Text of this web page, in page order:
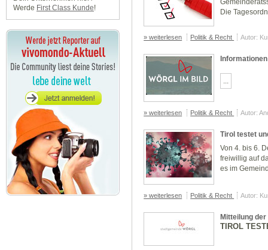
Werde First Class Kunde!
Die
» weiterlesen Politik & Recht Autor:
...
» weiterlesen Politik & Recht Autor:
Tirol testet
Von 4. bis 6.
freiwillig auf
es im
» weiterlesen Politik & Recht Autor:
Mitteilung
TIROL